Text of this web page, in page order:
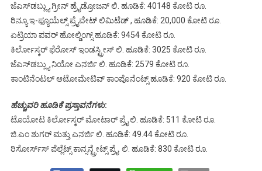
ಜೆಎಸ್‌ಡಬ್ಲ್ಯು ಗ್ರೀನ್‌ ಹ್ರೈಡ್ರೋಜನ್‌ ಲಿ. ಹೂಡಿಕೆ: 40148 ಕೋಟಿ ರೂ.
ರಿನ್ಯೂ ಇ-ಫ್ಯೂಯೆಲ್ಸ್‌ ಪ್ರೈವೇಟ್‌ ಲಿಮಿಟೆಡ್‌ , ಹೂಡಿಕೆ: 20,000 ಕೋಟಿ ರೂ.
ಏಟ್ರಿಯಾ ಪವರ್‌ ಹೋಲ್ಡಿಂಗ್ಸ್‌ ಹೂಡಿಕೆ: 9454 ಕೋಟಿ ರೂ.
ಕಿರ್ಲೋಸ್ಕರ್‌ ಫೆರೋಸ್ ಇಂಡಸ್ಟ್ರೀಸ್‌ ಲಿ. ಹೂಡಿಕೆ: 3025 ಕೋಟಿ ರೂ.
ಜೆಎಸ್‌ಡಬ್ಲ್ಯು ನಿಯೋ ಎನರ್ಜಿ ಲಿ. ಹೂಡಿಕೆ: 2579 ಕೋಟಿ ರೂ.
ಕಾಂಟಿನೆಂಟಲ್‌ ಆಟೋಮೇಟಿವ್‌ ಕಾಂಪೊನೆಂಟ್ಸ್‌ ಹೂಡಿಕೆ: 920 ಕೋಟಿ ರೂ.
ಹೆಚ್ಚುವರಿ ಹೂಡಿಕೆ ಪ್ರಸ್ತಾವನೆಗಳು:
ಟೊಯೋಟ ಕಿರ್ಲೋಸ್ಕರ್‌ ಮೋಟಾರ್‌ ಪ್ರೈ ಲಿ. ಹೂಡಿಕೆ: 511 ಕೋಟಿ ರೂ.
ಜಿ.ಎಂ ಶುಗರ್‌ ಮತ್ತು ಎನರ್ಜಿ ಲಿ. ಹೂಡಿಕೆ: 49.44 ಕೋಟಿ ರೂ.
ರಿಸೋರ್ಸ್‌ಸ್‌ ಪೆಲ್ಲೆಟ್ಸ್‌ ಕಾನ್ಸನ್ಟ್ರೇಟ್ಸ್‌ ಪ್ರೈ. ಲಿ. ಹೂಡಿಕೆ: 830 ಕೋಟಿ ರೂ.